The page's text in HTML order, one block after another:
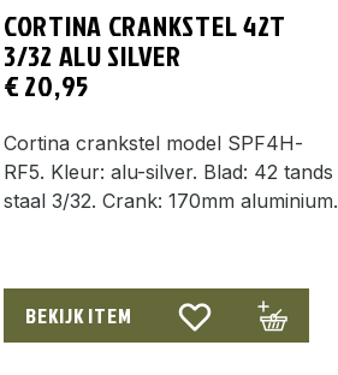
CORTINA CRANKSTEL 42T
3/32 ALU SILVER
€20,95
Cortina crankstel model SPF4H-
RF5. Kleur: alu-silver. Blad: 42 tands
staal 3/32. Crank: 170mm aluminium.
BEKIJK ITEM